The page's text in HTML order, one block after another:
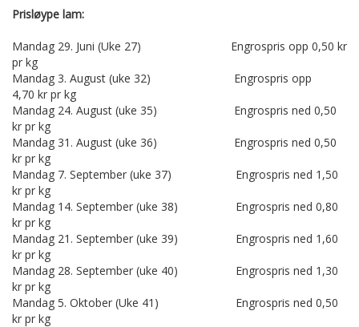
Prisløype lam:
Mandag 29. Juni (Uke 27) Engrospris opp 0,50 kr
pr kg
Mandag 3. August (uke 32) Engrospris opp
4,70 kr pr kg
Mandag 24. August (uke 35) Engrospris ned 0,50
kr pr kg
Mandag 31. August (uke 36) Engrospris ned 0,50
kr pr kg
Mandag 7. September (uke 37) Engrospris ned 1,50
kr pr kg
Mandag 14. September (uke 38) Engrospris ned 0,80
kr pr kg
Mandag 21. September (uke 39) Engrospris ned 1,60
kr pr kg
Mandag 28. September (uke 40) Engrospris ned 1,30
kr pr kg
Mandag 5. Oktober (Uke 41) Engrospris ned 0,50
kr pr kg